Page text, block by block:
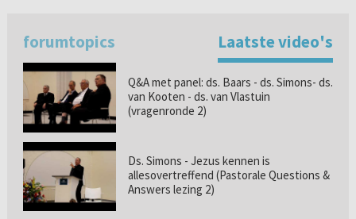
forumtopics Laatste video's
Q&A met panel: ds. Baars - ds. Simons- ds.
van Kooten - ds. van Vlastuin
(vragenronde 2)
Ds. Simons - Jezus kennen is
allesovertreffend (Pastorale Questions &
Answers lezing 2)